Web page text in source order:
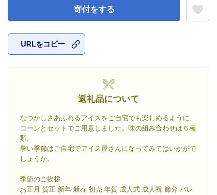
寄付をする
URLをコピー
返礼品について
なつかしさあふれるアイスをご自宅でも楽しめるように、
コーンとセットでご用意しました。味の組み合わせは６種
類。
暑い季節はご自宅でアイス屋さんになってみてはいかがで
しょうか。
季節のご挨拶
お正月 賀正 新年 新春 初売 年賀 成人式 成人祝 節分 バレ